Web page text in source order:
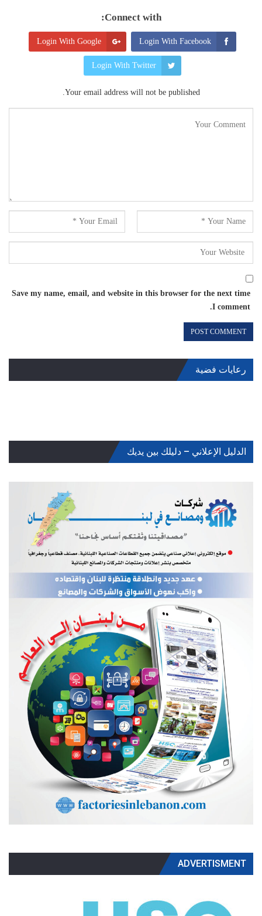
Connect with:
Login With Facebook
Login With Google
Login With Twitter
Your email address will not be published.
Save my name, email, and website in this browser for the next time
I comment.
رعايات فضية
الدليل الإعلاني – دليلك بين يديك
ADVERTISMENT